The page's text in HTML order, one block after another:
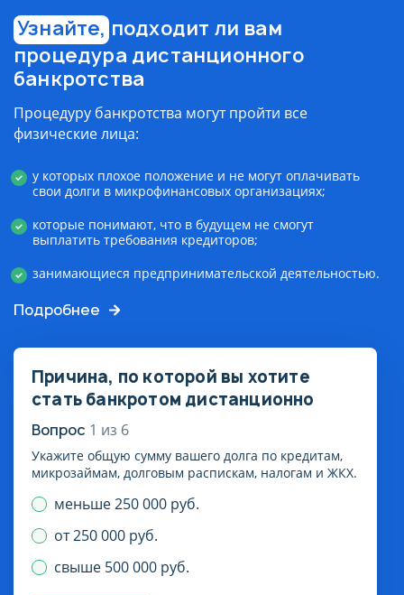
Узнайте,подходит ли вам
процедура дистанционного
банкротства
Процедуру банкротства могут пройти все
физические лица:
у которых плохое положение и не могут оплачивать
свои долги в микрофинансовых организациях;
которые понимают, что в будущем не смогут
выплатить требования кредиторов;
занимающиеся предпринимательской деятельностью.
Подробнее
Причина, по которой вы хотите
стать банкротом дистанционно
Вопрос 1 из 6
Укажите общую сумму вашего долга по кредитам,
микрозаймам, долговым распискам, налогам и ЖКХ.
меньше 250 000 руб.
от 250 000 руб.
свыше 500 000 руб.